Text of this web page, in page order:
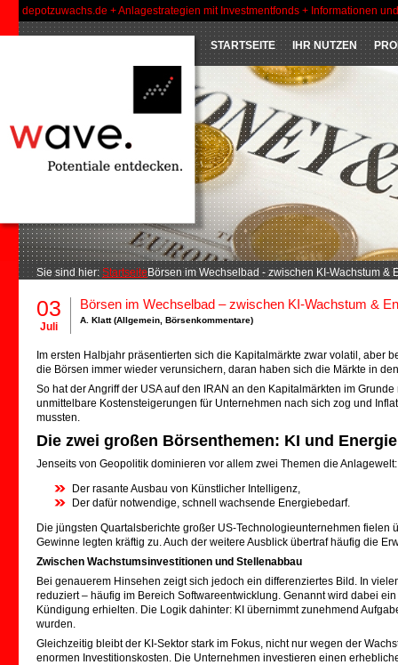
depotzuwachs.de + Anlagestrategien mit Investmentfonds + Informationen
STARTSEITE IHR NUTZEN
Sie sind hier: StartseiteBörsen im Wechselbad - zwischen KI-Wachstum &
03
Juli
Börsen im Wechselbad – zwischen KI-Wachstum &
A. Klatt (Allgemein Börsenkommentare)
Im ersten Halbjahr präsentierten sich die Kapitalmärkte zwar volatil, aber
die Börsen immer wieder verunsichern, daran haben sich die Märkte in
So hat der Angriff der USA auf den IRAN an den Kapitalmärkten im
unmittelbare Kostensteigerungen für Unternehmen nach sich zog und
mussten.
Die zwei großen Börsenthemen: KI und
Jenseits von Geopolitik dominieren vor allem zwei Themen die Anlagewelt:
Der rasante Ausbau von Künstlicher Intelligenz,
Der dafür notwendige, schnell wachsende Energiebedarf.
Die jüngsten Quartalsberichte großer US-Technologieunternehmen fielen
Gewinne legten kräftig zu. Auch der weitere Ausblick übertraf häufig die
Zwischen Wachstumsinvestitionen und Stellenabbau
Bei genauerem Hinsehen zeigt sich jedoch ein differenziertes Bild. In
reduziert – häufig im Bereich Softwareentwicklung. Genannt wird dabei
Kündigung erhielten. Die Logik dahinter: KI übernimmt zunehmend
wurden.
Gleichzeitig bleibt der KI-Sektor stark im Fokus, nicht nur wegen der
enormen Investitionskosten. Die Unternehmen investieren einen